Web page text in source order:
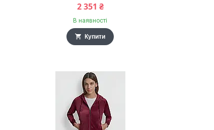
2 351 ₴
В наявності
Купити